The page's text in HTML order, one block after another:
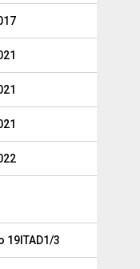
19ITAD1/3